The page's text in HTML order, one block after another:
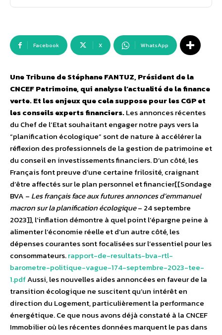
Facebook X WhatsApp
Une Tribune de Stéphane FANTUZ, Président de la
CNCEF Patrimoine, qui analyse l’actualité de la finance
verte. Et les enjeux que cela suppose pour les CGP et
les conseils experts financiers.Les annonces récentes
du Chef de l’Etat souhaitant engager notre pays vers la
“planification écologique” sont de nature à accélérer la
réflexion des professionnels de la gestion de patrimoine et
du conseil en investissements financiers. D’un côté, les
Français font preuve d’une certaine frilosité, craignant
d’être affectés sur le plan personnel et financier[[Sondage
BVA – Les français face aux futures annonces d’emmanuel
macron sur la planification écologique– 24 septembre
2023]], l’inflation démontre à quel point l’épargne peine à
alimenter l’économie réelle et d’un autre côté, les
dépenses courantes sont focalisées sur l’essentiel pour les
consommateurs.rapport-de-resultats-bva-rtl-
barometre-politique-vague-174-septembre-2023-tee-
1.pdfAussi, les nouvelles aides annoncées en faveur de la
transition écologique ne suscitent qu’un intérêt en
direction du Logement, particulièrement la performance
énergétique. Ce que nous avons déjà constaté à la CNCEF
Immobilier où les récentes données marquent le pas dans